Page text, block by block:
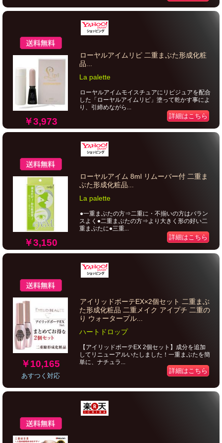
￥3,973
ローヤルアイムリピ 二重まぶた形成化粧
品...
La palette
ローヤルアイムモイスチュアにリピジュアを配合
した「ローヤルアイムリピ」塗って乾かす事によ
り、引締めながら...
詳細はこちら
￥3,150
ローヤルアイム 8ml リムーバー付 二重ま
ぶた形成化粧品...
La palette
●一重まぶたの方⇒二重に・不揃いの方はバラン
スよく●二重まぶたの方⇒より大きく形の好い二
重まぶたに●三重...
詳細はこちら
￥10,165
あすつく対応
アイリッドボーテEX×2個セット 二重まぶ
た形成化粧品 二重メイク アイプチ 二重の
り ウォータープル...
ハートドロップ
【アイリッドボーテEX 2個セット】成分を追加
してリニューアルいたしました！一重まぶたを簡
単に、ナチュラ...
詳細はこちら